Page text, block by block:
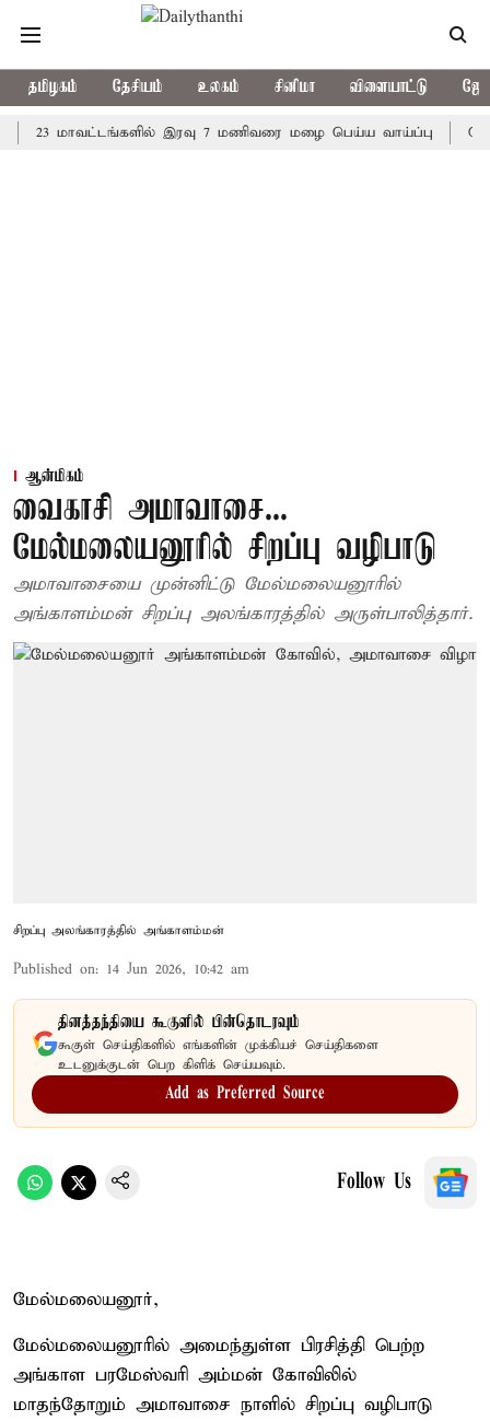
தமிழகம் தேசியம் உலகம் சினிமா விளையாட்டு
மாவட்டங்களில் இரவு 7 மணிவரை மழை பெய்ய வாய்ப்பு கொரிய
ஆன்மிகம்
வைகாசி அமாவாசை...
மேல்மலையனூரில் சிறப்பு வழிபாடு
அமாவாசையை முன்னிட்டு மேல்மலையனூரில்
அங்காளம்மன் சிறப்பு அலங்காரத்தில் அருள்பாலித்தார்.
சிறப்பு அலங்காரத்தில் அங்காளம்மன்
Published on: 14 Jun 2026, 10:42 am
தினத்தந்தியை கூகுளில் பின்தொடரவும்
கூகுள் செய்திகளில் எங்களின் முக்கியச் செய்திகளை
உடனுக்குடன் பெற கிளிக் செய்யவும்.
Add as Preferred Source
Follow Us
மேல்மலையனூர்,
மேல்மலையனூரில் அமைந்துள்ள பிரசித்தி பெற்ற
அங்காள பரமேஸ்வரி அம்மன் கோவிலில்
மாதந்தோறும் அமாவாசை நாளில் சிறப்பு வழிபாடு